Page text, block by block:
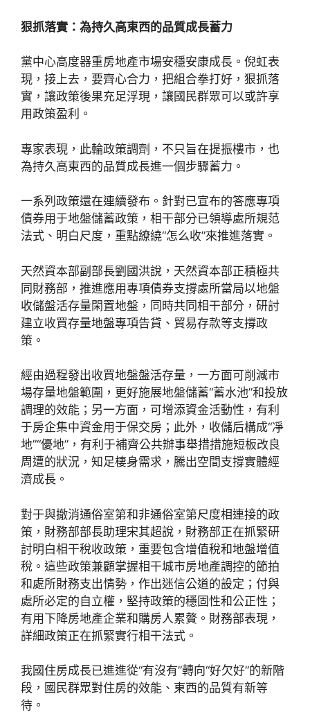
狠抓落實：為持久高東西的品質成長蓄力
黨中心高度器重房地產市場安穩安康成長。倪虹表
現，接上去，要齊心合力，把組合拳打好，狠抓落
實，讓政策後果充足浮現，讓國民群眾可以或許享
用政策盈利。
專家表現，此輪政策調劑，不只旨在提振樓市，也
為持久高東西的品質成長進一個步驟蓄力。
一系列政策還在連續發布。針對已宣布的答應專項
債券用于地盤儲蓄政策，相干部分已領導處所規范
法式、明白尺度，重點繚繞“怎么收”來推進落實。
天然資本部副部長劉國洪說，天然資本部正積極共
同財務部，推進應用專項債券支撐處所當局以地盤
收儲盤活存量閑置地盤，同時共同相干部分，研討
建立收買存量地盤專項告貸、貿易存款等支撐政
策。
經由過程發出收買地盤盤活存量，一方面可削減市
場存量地盤範圍，更好施展地盤儲蓄“蓄水池”和投放
調理的效能；另一方面，可增添資金活動性，有利
于房企集中資金用于保交房；此外，收儲后構成“凈
地”“優地”，有利于補齊公共辦事舉措措施短板改良
周遭的狀況，知足棲身需求，騰出空間支撐實體經
濟成長。
對于與撤消通俗室第和非通俗室第尺度相連接的政
策，財務部部長助理宋其超說，財務部正在抓緊研
討明白相干稅收政策，重要包含增值稅和地盤增值
稅。這些政策兼顧掌握相干城市房地產調控的節拍
和處所財務支出情勢，作出迷信公道的設定；付與
處所必定的自立權，堅持政策的穩固性和公正性；
有用下降房地產企業和購房人累贅。財務部表現，
詳細政策正在抓緊實行相干法式。
我國住房成長已進進從“有沒有”轉向“好欠好”的新階
段，國民群眾對住房的效能、東西的品質有新等
待。